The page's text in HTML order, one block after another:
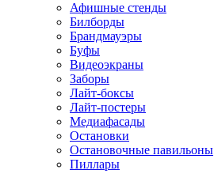
Афишные стенды
Билборды
Брандмауэры
Буфы
Видеоэкраны
Заборы
Лайт-боксы
Лайт-постеры
Медиафасады
Остановки
Остановочные павильоны
Пиллары